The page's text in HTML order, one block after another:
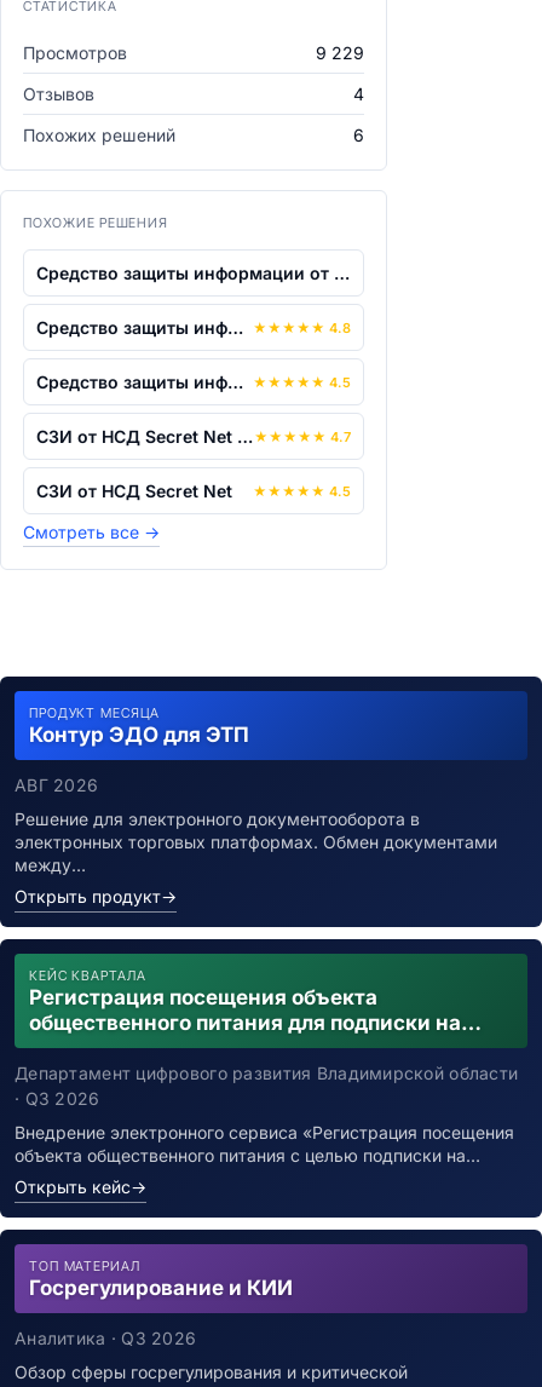
СТАТИСТИКА
Просмотров
9 229
Отзывов
4
Похожих решений
6
ПОХОЖИЕ РЕШЕНИЯ
Средство защиты информации от несанкци...
Средство защиты информации от несанкци... ★ ★ ★ ★ ★ 4.8
Средство защиты информации от несанкци... ★ ★ ★ ★ ★ 4.5
СЗИ от НСД Secret Net LSP★ ★ ★ ★ ★ 4.7
СЗИ от НСД Secret Net ★ ★ ★ ★ ★ 4.5
Смотреть все →
ПРОДУКТ МЕСЯЦА
Контур ЭДО для ЭТП
АВГ 2026
Решение для электронного документооборота в
электронных торговых платформах. Обмен документами
между…
Открыть продукт→
КЕЙС КВАРТАЛА
Регистрация посещения объекта
общественного питания для подписки на
уведомления о возможном контакте с
заболевшим новой коронавирусной
инфекцией
Департамент цифрового развития Владимирской области
· Q3 2026
Внедрение электронного сервиса «Регистрация посещения
объекта общественного питания с целью подписки на…
Открыть кейс→
ТОП МАТЕРИАЛ
Госрегулирование и КИИ
Аналитика · Q3 2026
Обзор сферы госрегулирования и критической